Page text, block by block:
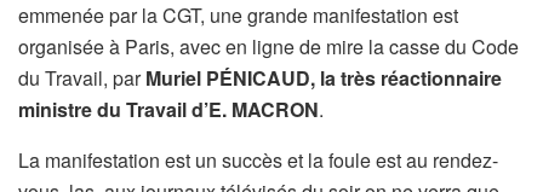
emmenée par la CGT, une grande manifestation est
organisée à Paris, avec en ligne de mire la casse du Code
du Travail, parMuriel PÉNICAUD, la très réactionnaire
ministre du Travail d’E. MACRON.
La manifestation est un succès et la foule est au rendez-